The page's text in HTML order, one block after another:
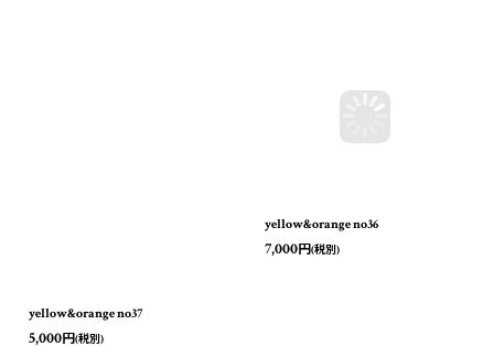
yellow&orange no37
5,000円(税別)